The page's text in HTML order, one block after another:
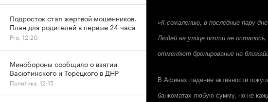
«К сожалению, в последние пару
Людей на улице почти не
отменяют бронирование на
В Афинах падение активности
банкоматах любую сумму, но не
Подросток стал жертвой мошенников.
План для родителей в первые 24 часа
Pro, 12:20
Минобороны сообщило о взятии
Васютинского и Торецкого в ДНР
Политика, 12:15